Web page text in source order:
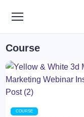
Course
COURSE